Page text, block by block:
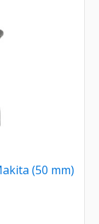
(50 mm)